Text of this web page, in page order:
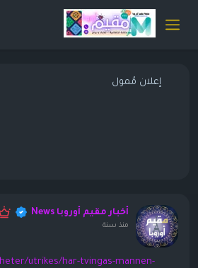
إعلان مُمول
أخبار مقيم أوروبا News
منذ سنة
utrikes/har-tvingas-mannen-